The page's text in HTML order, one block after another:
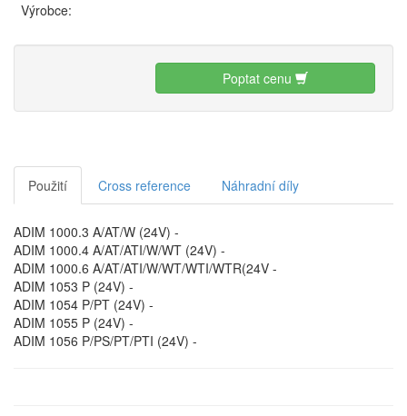
Výrobce:
Poptat cenu
Použití Cross reference Náhradní díly
ADIM 1000.3 A/AT/W (24V) -
ADIM 1000.4 A/AT/ATI/W/WT (24V) -
ADIM 1000.6 A/AT/ATI/W/WT/WTI/WTR(24V -
ADIM 1053 P (24V) -
ADIM 1054 P/PT (24V) -
ADIM 1055 P (24V) -
ADIM 1056 P/PS/PT/PTI (24V) -